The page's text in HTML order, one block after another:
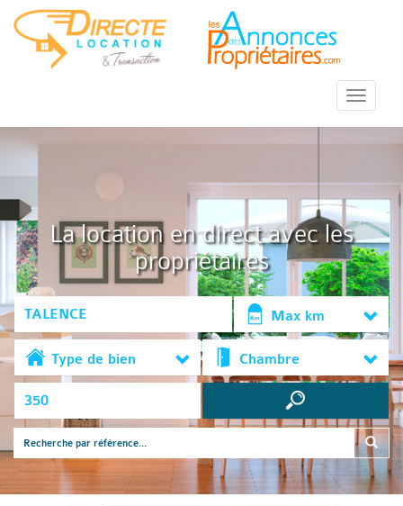
::Menu::
La location en direct avec les
propriétaires
Max km
Type de bien Chambre